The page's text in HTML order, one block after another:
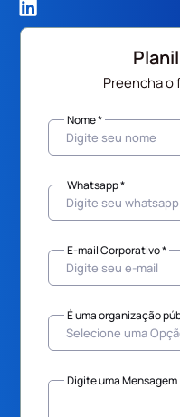
Preencha o
Nome *
Whatsapp *
E-mail Corporativo *
É uma organização
Digite uma Mensagem